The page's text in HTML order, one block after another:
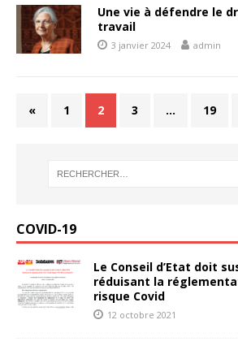
Une vie à défendre le
travail
3 janvier 2024 admin
« 1 2 3 … 19
COVID-19
Le Conseil d’Etat doit
réduisant la
risque Covid
12 octobre 2021